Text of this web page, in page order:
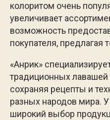
колоритом очень
увеличивает
возможность
покупателя, предлагая
«Анрик»
традиционных
сохраняя рецепты и
разных народов мира.
широкий выбор